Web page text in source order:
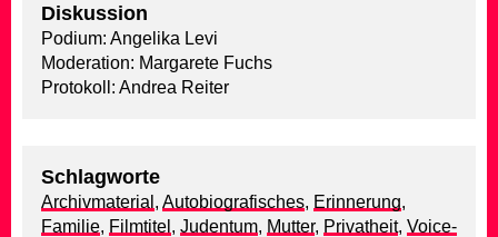
Diskussion
Podium: Angelika Levi
Moderation: Margarete Fuchs
Protokoll: Andrea Reiter
Schlagworte
Archivmaterial , Autobiografisches, Erinnerung,
Familie, Filmtitel , Judentum, Mutter, Privatheit, Voice-